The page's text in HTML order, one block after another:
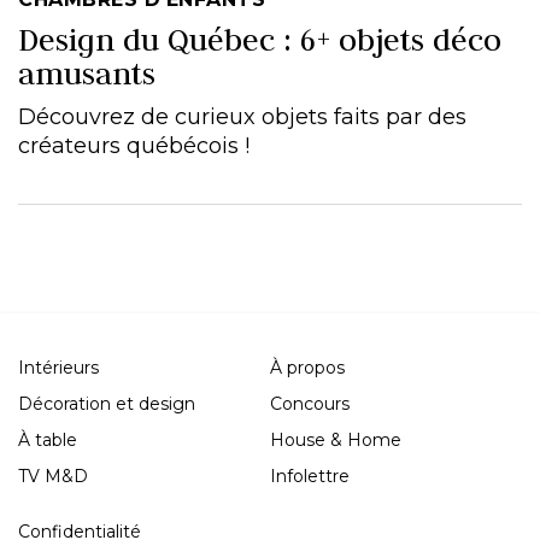
Design du Québec : 6+ objets déco
amusants
Découvrez de curieux objets faits par des
créateurs québécois !
Intérieurs
Décoration et design
À table
TV M&D
À propos
Concours
House & Home
Infolettre
Confidentialité